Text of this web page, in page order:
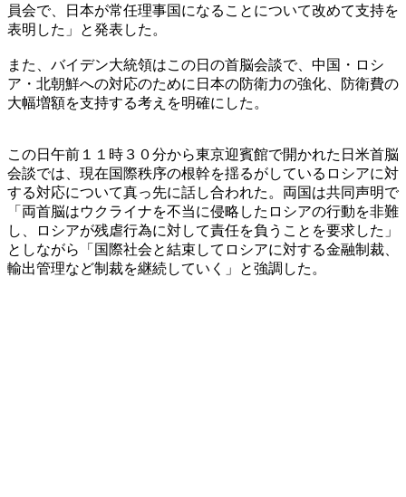
員会で、日本が常任理事国になることについて改めて支持を
表明した」と発表した。
また、バイデン大統領はこの日の首脳会談で、中国・ロシ
ア・北朝鮮への対応のために日本の防衛力の強化、防衛費の
大幅増額を支持する考えを明確にした。
この日午前１１時３０分から東京迎賓館で開かれた日米首脳
会談では、現在国際秩序の根幹を揺るがしているロシアに対
する対応について真っ先に話し合われた。両国は共同声明で
「両首脳はウクライナを不当に侵略したロシアの行動を非難
し、ロシアが残虐行為に対して責任を負うことを要求した」
としながら「国際社会と結束してロシアに対する金融制裁、
輸出管理など制裁を継続していく」と強調した。